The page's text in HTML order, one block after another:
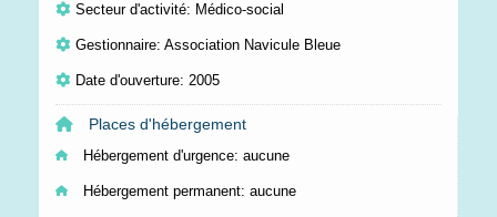
Secteur d'activité: Médico-social
Gestionnaire: Association Navicule Bleue
Date d'ouverture: 2005
Places d'hébergement
Hébergement d'urgence: aucune
Hébergement permanent: aucune